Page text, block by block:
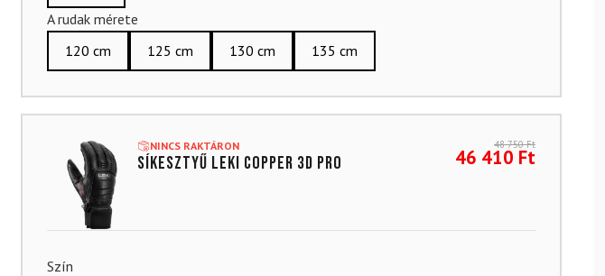
A rudak mérete
120 cm
125 cm 130 cm 135 cm
NINCS RAKTÁRON
Síkesztyű LEKI Copper 3D Pro
48 750Ft
46 410 Ft
Szín